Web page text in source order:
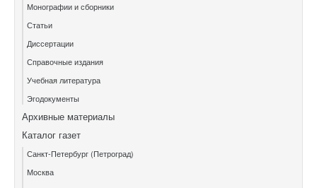
Монографии и сборники
Статьи
Диссертации
Справочные издания
Учебная литература
Эгодокументы
Архивные материалы
Каталог газет
Санкт-Петербург (Петроград)
Москва